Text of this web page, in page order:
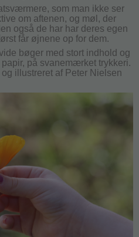
som man ikke ser
om aftenen, og møl, der
også de har har deres egen
får øjnene op for dem.
bøger med stort indhold og
på svanemærket trykkeri.
illustreret af Peter Nielsen